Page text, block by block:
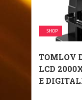
SHOP
TOMLOV
LCD
E